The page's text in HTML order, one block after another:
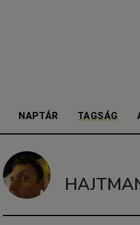
NAPTÁR TAGSÁG